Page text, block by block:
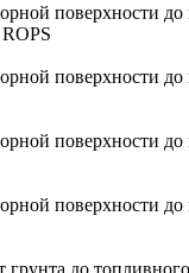
поверхности до
поверхности
поверхности до
поверхности до
грунта до